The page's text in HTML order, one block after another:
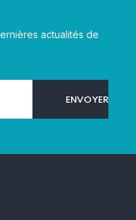
actualités de